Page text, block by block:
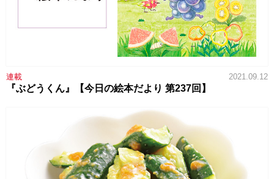
連載 2021.09.12
『ぶどうくん』【今日の絵本だより 第237回】